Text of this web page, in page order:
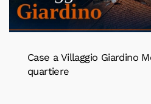
Case a Villaggio Giardino
quartiere